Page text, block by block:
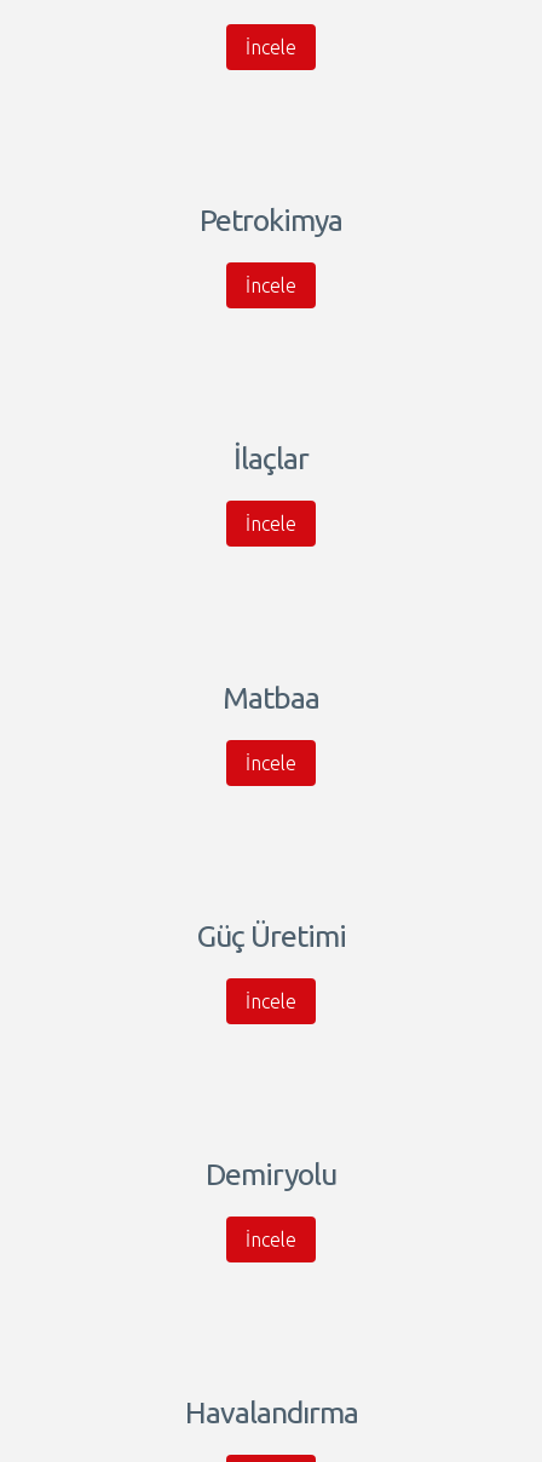
İncele
Petrokimya
İncele
İlaçlar
İncele
Matbaa
İncele
Güç Üretimi
İncele
Demiryolu
İncele
Havalandırma